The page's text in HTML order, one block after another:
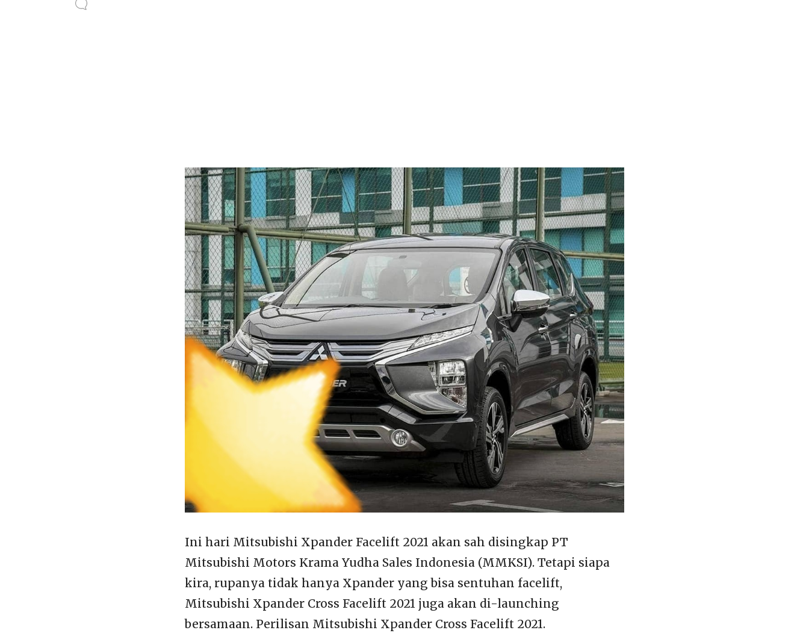
Ini hari Mitsubishi Xpander Facelift 2021 akan sah disingkap PT
Mitsubishi Motors Krama Yudha Sales Indonesia (MMKSI). Tetapi siapa
kira, rupanya tidak hanya Xpander yang bisa sentuhan facelift,
Mitsubishi Xpander Cross Facelift 2021 juga akan di-launching
bersamaan. Perilisan Mitsubishi Xpander Cross Facelift 2021.